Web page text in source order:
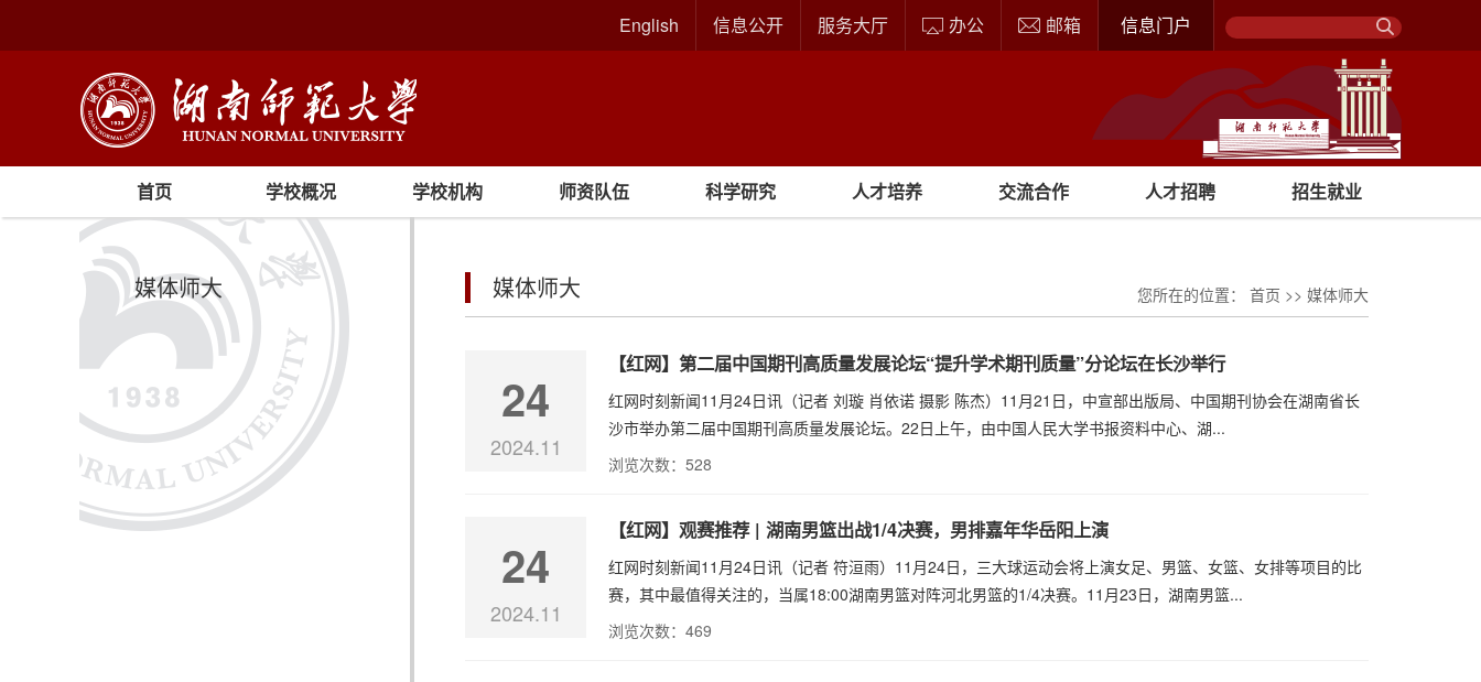
English 信息公开 服务大厅 办公 邮箱 信息门户
首页 学校概况 学校机构 师资队伍 科学研究 人才培养 交流合作 人才招聘 招生就业
媒体师大 您所在的位置： 首页 >> 媒体师大
媒体师大
24
2024.11
【红网】第二届中国期刊高质量发展论坛“提升学术期刊质量”分论坛在长沙举行
红网时刻新闻11月24日讯（记者 刘璇 肖依诺 摄影 陈杰）11月21日，中宣部出版局、中国期刊协会在湖南省长
沙市举办第二届中国期刊高质量发展论坛。22日上午，由中国人民大学书报资料中心、湖...
浏览次数： 528
24
2024.11
【红网】观赛推荐 | 湖南男篮出战1/4决赛，男排嘉年华岳阳上演
红网时刻新闻11月24日讯（记者 符洹雨）11月24日，三大球运动会将上演女足、男篮、女篮、女排等项目的比
赛，其中最值得关注的，当属18:00湖南男篮对阵河北男篮的1/4决赛。11月23日，湖南男篮...
浏览次数： 469